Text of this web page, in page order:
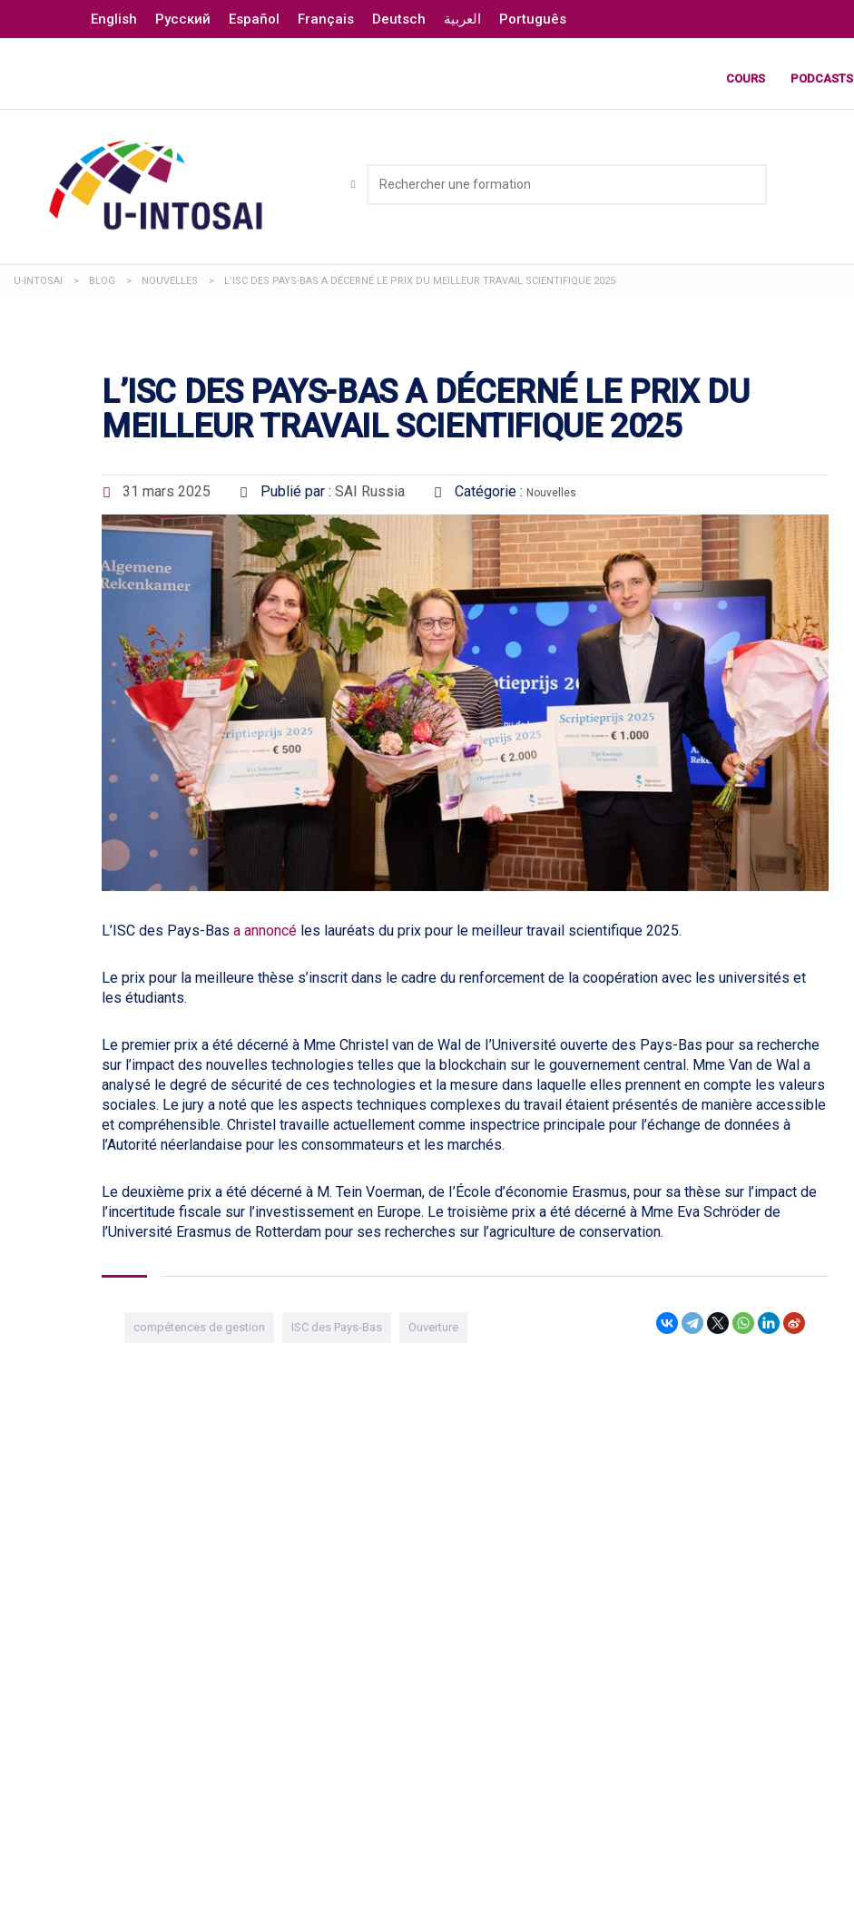
English Русский Español Français Deutsch العربية Português
COURS PODCASTS
U-INTOSAI > BLOG > NOUVELLES > L’ISC DES PAYS-BAS A DÉCERNÉ LE PRIX DU MEILLEUR TRAVAIL SCIENTIFIQUE 2025
L’ISC DES PAYS-BAS A DÉCERNÉ LE PRIX DU
MEILLEUR TRAVAIL SCIENTIFIQUE 2025
31 mars 2025 Publié par : SAI Russia Catégorie : Nouvelles
L’ISC des Pays-Bas a annoncé les lauréats du prix pour le meilleur travail scientifique 2025.
Le prix pour la meilleure thèse s’inscrit dans le cadre du renforcement de la coopération avec les universités et
les étudiants.
Le premier prix a été décerné à Mme Christel van de Wal de I’Université ouverte des Pays-Bas pour sa recherche
sur l’impact des nouvelles technologies telles que la blockchain sur le gouvernement central. Mme Van de Wal a
analysé le degré de sécurité de ces technologies et la mesure dans laquelle elles prennent en compte les valeurs
sociales. Le jury a noté que les aspects techniques complexes du travail étaient présentés de manière accessible
et compréhensible. Christel travaille actuellement comme inspectrice principale pour l’échange de données à
l’Autorité néerlandaise pour les consommateurs et les marchés.
Le deuxième prix a été décerné à M. Tein Voerman, de I’École d’économie Erasmus, pour sa thèse sur l’impact de
l’incertitude fiscale sur l’investissement en Europe. Le troisième prix a été décerné à Mme Eva Schröder de
l’Université Erasmus de Rotterdam pour ses recherches sur l’agriculture de conservation.
compétences de gestion ISC des Pays-Bas Ouverture